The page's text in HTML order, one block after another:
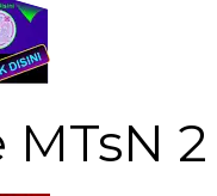
MTsN